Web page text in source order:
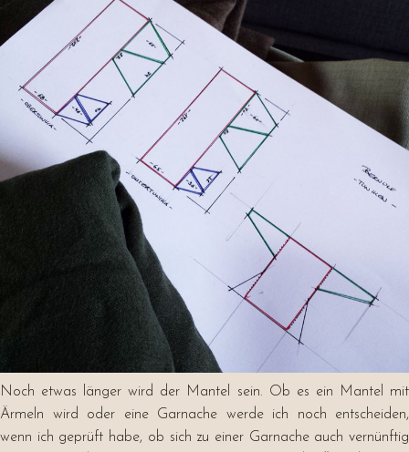
Noch etwas länger wird der Mantel sein. Ob es ein Mantel mit
Ärmeln wird oder eine Garnache werde ich noch entscheiden,
wenn ich geprüft habe, ob sich zu einer Garnache auch vernünftig